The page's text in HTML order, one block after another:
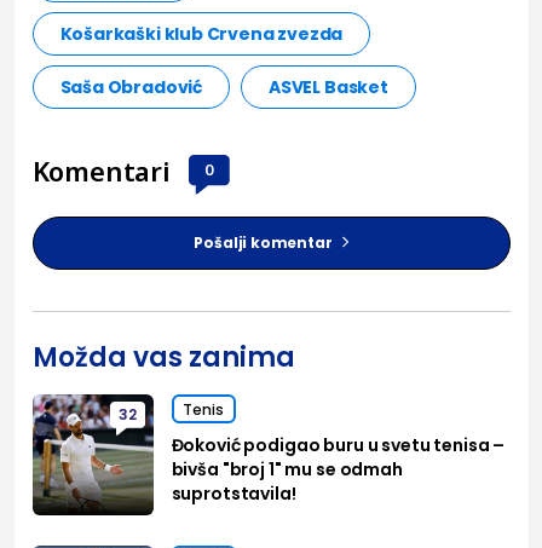
Košarkaški klub Crvena zvezda
Saša Obradović ASVEL Basket
Komentari 0
Pošalji komentar
Možda vas zanima
32 Tenis
Đoković podigao buru u svetu tenisa –
bivša "broj 1" mu se odmah
suprotstavila!